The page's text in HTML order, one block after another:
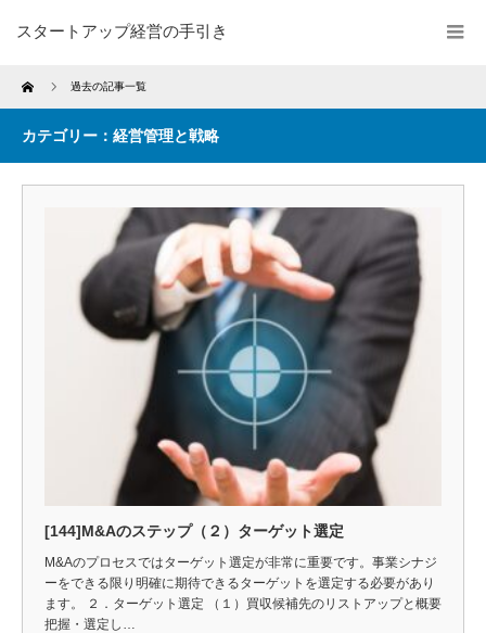
スタートアップ経営の手引き
Home 過去の記事一覧
カテゴリー：経営管理と戦略
[144]M&Aのステップ（２）ターゲット選定
M&Aのプロセスではターゲット選定が非常に重要です。事業シナジ
ーをできる限り明確に期待できるターゲットを選定する必要があり
ます。 ２．ターゲット選定 （１）買収候補先のリストアップと概要
把握・選定し…